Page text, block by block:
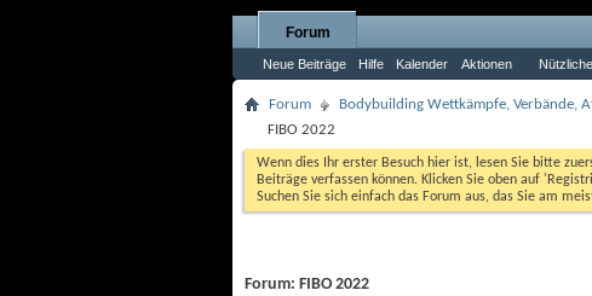
Forum
Neue Beiträge Hilfe Kalender Aktionen
Forum Bodybuilding Wettkämpfe, Verbände,
FIBO 2022
Wenn dies Ihr erster Besuch hier ist, lesen Sie bitte
Beiträge verfassen können. Klicken Sie oben auf
Suchen Sie sich einfach das Forum aus, das Sie am
Forum: FIBO 2022